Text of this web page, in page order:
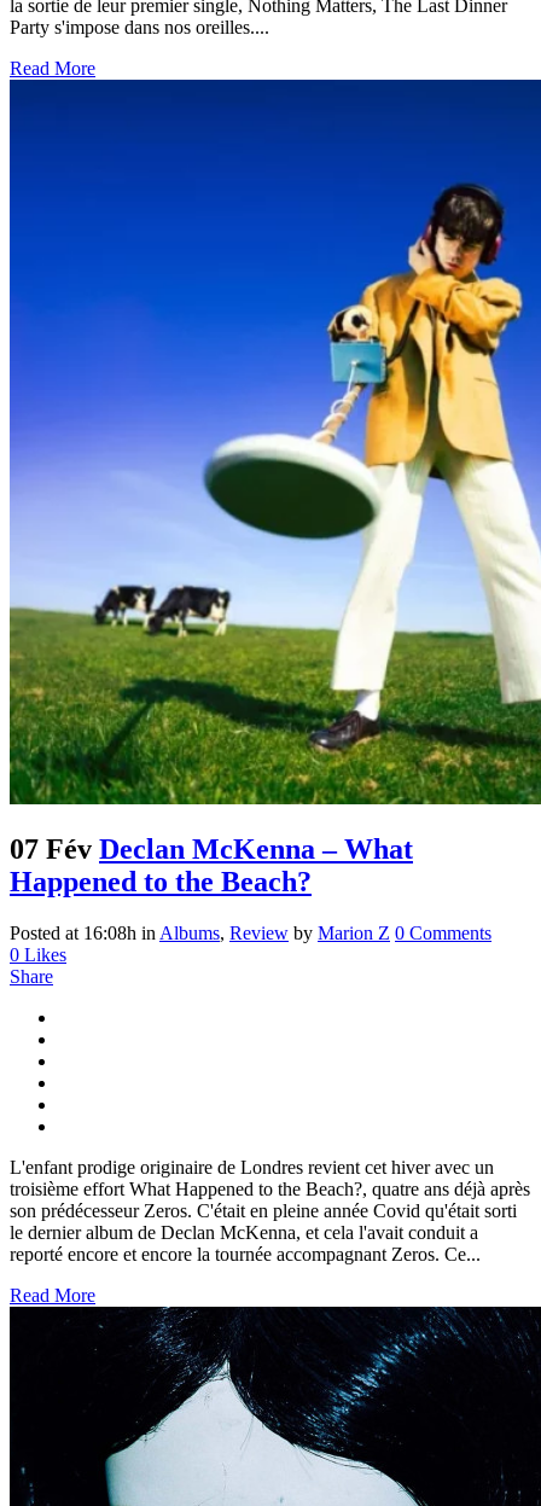
la sortie de leur premier single, Nothing Matters, The Last Dinner
Party s'impose dans nos oreilles....
Read More
07 Fév Declan McKenna – What
Happened to the Beach?
Posted at 16:08h in Albums, Review by Marion Z 0 Comments
0 Likes
Share
L'enfant prodige originaire de Londres revient cet hiver avec un
troisième effort What Happened to the Beach?, quatre ans déjà après
son prédécesseur Zeros. C'était en pleine année Covid qu'était sorti
le dernier album de Declan McKenna, et cela l'avait conduit a
reporté encore et encore la tournée accompagnant Zeros. Ce...
Read More